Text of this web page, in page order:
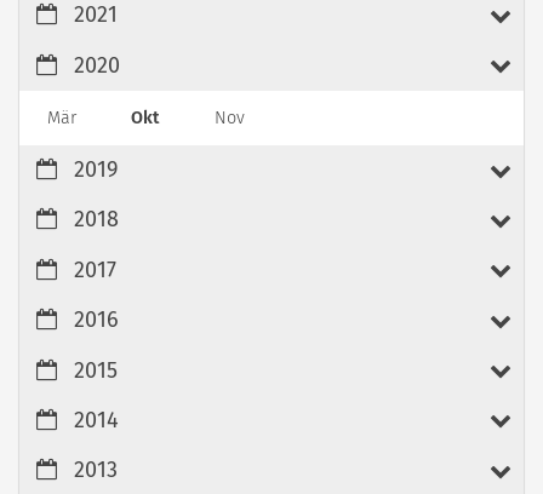
2021
2020
Mär Okt Nov
2019
2018
2017
2016
2015
2014
2013